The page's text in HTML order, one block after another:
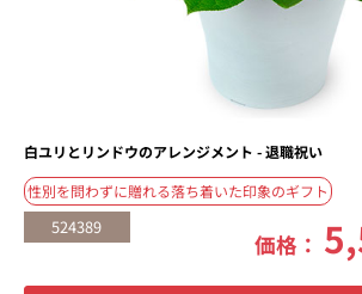
白ユリとリンドウのアレンジメント - 退職祝い
性別を問わずに贈れる落ち着いた印象のギフト
524389
価格：